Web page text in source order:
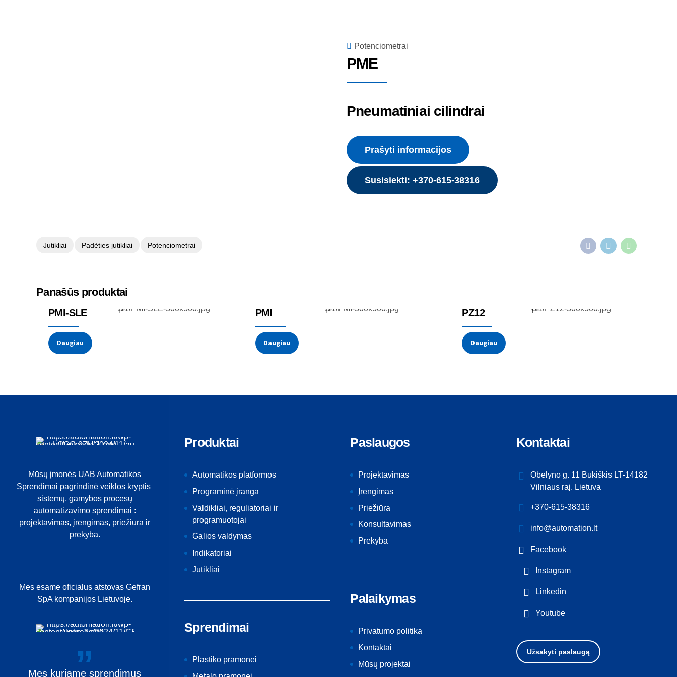
Potenciometrai
PME
Pneumatiniai cilindrai
Prašyti informacijos
Susisiekti: +370-615-38316
Jutikliai Padėties jutikliai Potenciometrai
Panašūs produktai
Potenciometrai
PMI-SLE
Daugiau
PMI
Daugiau
PZ12
Daugiau
Mūsų įmonės UAB Automatikos
Sprendimai pagrindinė veiklos kryptis
sistemų, gamybos procesų
automatizavimo sprendimai :
projektavimas, įrengimas, priežiūra ir
prekyba.
Mes esame oficialus atstovas Gefran
SpA kompanijos Lietuvoje.
Mes kuriame sprendimus
Produktai
Automatikos platformos
Programinė įranga
Valdikliai, reguliatoriai ir
programuotojai
Galios valdymas
Indikatoriai
Jutikliai
Sprendimai
Plastiko pramonei
Paslaugos
Projektavimas
Įrengimas
Priežiūra
Konsultavimas
Prekyba
Palaikymas
Privatumo politika
Kontaktai
Mūsų projektai
Kontaktai
Obelyno g. 11 Bukiškis LT-14182
Vilniaus raj. Lietuva
+370-615-38316
info@automation.lt
Facebook
Instagram
Linkedin
Youtube
Užsakyti paslaugą